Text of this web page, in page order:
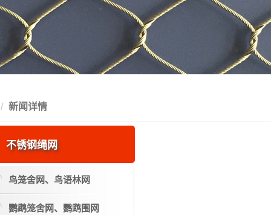
新闻详情
不锈钢绳网
鸟笼舍网、鸟语林网
鹦鹉笼舍网、鹦鹉围网